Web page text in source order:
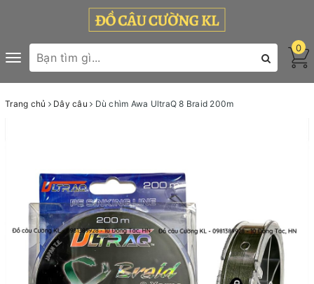
Toggle
navigation
0
Trang chủ Dây câu Dù chìm Awa UltraQ 8 Braid 200m